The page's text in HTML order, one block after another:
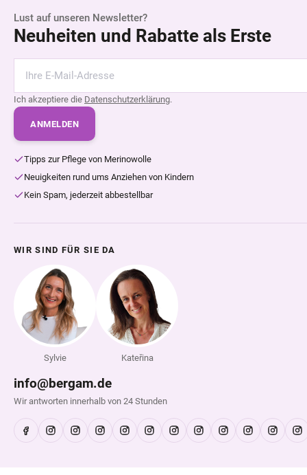
Lust auf unseren Newsletter?
Neuheiten und Rabatte als Erste
Ich akzeptiere die Datenschutzerklärung.
ANMELDEN
Tipps zur Pflege von Merinowolle
Neuigkeiten rund ums Anziehen von Kindern
Kein Spam, jederzeit abbestellbar
WIR SIND FÜR SIE DA
Sylvie Kateřina
info@bergam.de
Wir antworten innerhalb von 24 Stunden